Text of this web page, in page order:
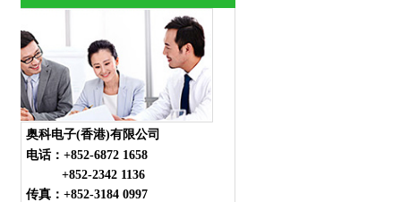
奥科电子(香港)有限公司
电话： +852-6872 1658
+852-2342 1136
传真：+852-3184 0997